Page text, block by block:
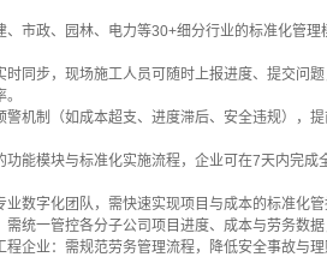
、市政、园林、电力等30+细分行业的标准化管
时同步，现场施工人员可随时上报进度、提交问
警机制（如成本超支、进度滞后、安全违规），
功能模块与标准化实施流程，企业可在7天内完
业数字化团队，需快速实现项目与成本的标准化
需统一管控各分子公司项目进度、成本与劳务数
程企业：需规范劳务管理流程，降低安全事故与